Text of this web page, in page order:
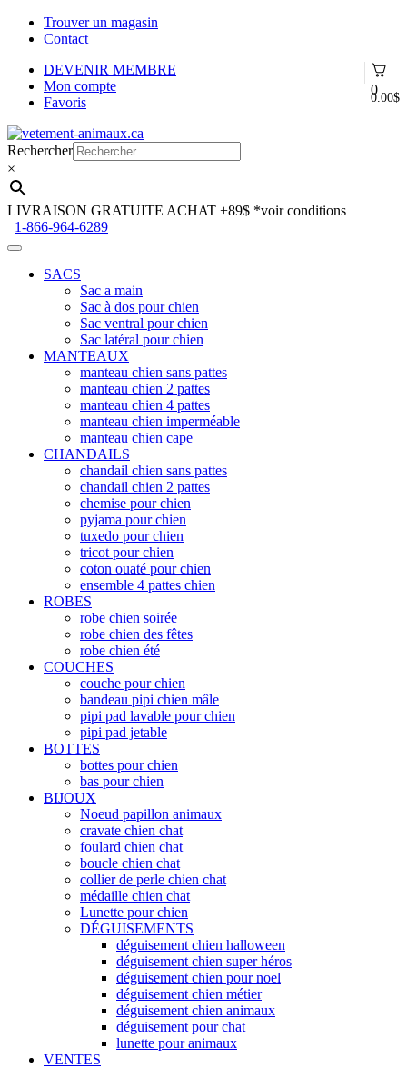
Trouver un magasin
Contact
0
0.00$
DEVENIR MEMBRE
Mon compte
Favoris
Aller
à
la
navigation
Aller
au
contenu
Rechercher
×
LIVRAISON GRATUITE ACHAT +89$ *voir conditions
1-866-964-6289
SACS
Sac a main
Sac à dos pour chien
Sac ventral pour chien
Sac latéral pour chien
MANTEAUX
manteau chien sans pattes
manteau chien 2 pattes
manteau chien 4 pattes
manteau chien imperméable
manteau chien cape
CHANDAILS
chandail chien sans pattes
chandail chien 2 pattes
chemise pour chien
pyjama pour chien
tuxedo pour chien
tricot pour chien
coton ouaté pour chien
ensemble 4 pattes chien
ROBES
robe chien soirée
robe chien des fêtes
robe chien été
COUCHES
couche pour chien
bandeau pipi chien mâle
pipi pad lavable pour chien
pipi pad jetable
BOTTES
bottes pour chien
bas pour chien
BIJOUX
Noeud papillon animaux
cravate chien chat
foulard chien chat
boucle chien chat
collier de perle chien chat
médaille chien chat
Lunette pour chien
DÉGUISEMENTS
déguisement chien halloween
déguisement chien super héros
déguisement chien pour noel
déguisement chien métier
déguisement chien animaux
déguisement pour chat
lunette pour animaux
VENTES